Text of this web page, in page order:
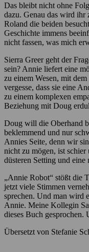
Das bleibt nicht ohne
dazu. Genau das wird ihr
Roland die beiden
Geschichte immens
nicht fassen, was mich
Sierra Greer geht der
sein? Annie liefert eine
zu einem Wesen, mit
vergesse, dass sie eine
zu einem komplexen
Beziehung mit Doug
Doug will die Oberhand
beklemmend und nur
Annies Seite, denn wir
nicht zu mögen, ist
düsteren Setting und
„Annie Robot“ stößt die
jetzt viele Stimmen
sprechen. Und man wird
Annie. Meine Kollegin
dieses Buch gesprochen.
Übersetzt von Stefanie